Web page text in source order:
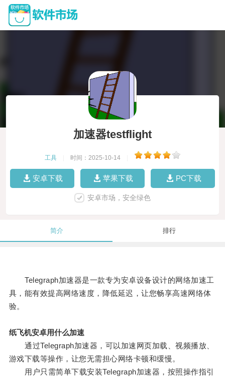
加速器testflight
工具 时间：2025-10-14
安卓下载 苹果下载 PC下载
安卓市场，安全绿色
简介 排行
Telegraph加速器是一款专为安卓设备设计的网络加速工
具，能有效提高网络速度，降低延迟，让您畅享高速网络体
验。
纸飞机安卓用什么加速
通过Telegraph加速器，可以加速网页加载、视频播放、
游戏下载等操作，让您无需担心网络卡顿和缓慢。
用户只需简单下载安装Telegraph加速器，按照操作指引